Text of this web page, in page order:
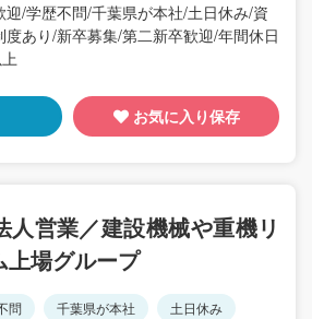
迎/学歴不問/千葉県が本社/土日休み/資
度あり/新卒募集/第二新卒歓迎/年間休日
お気に入り保存
人営業／建設機械や重機リ
場グループ
問 千葉県が本社
土日休み